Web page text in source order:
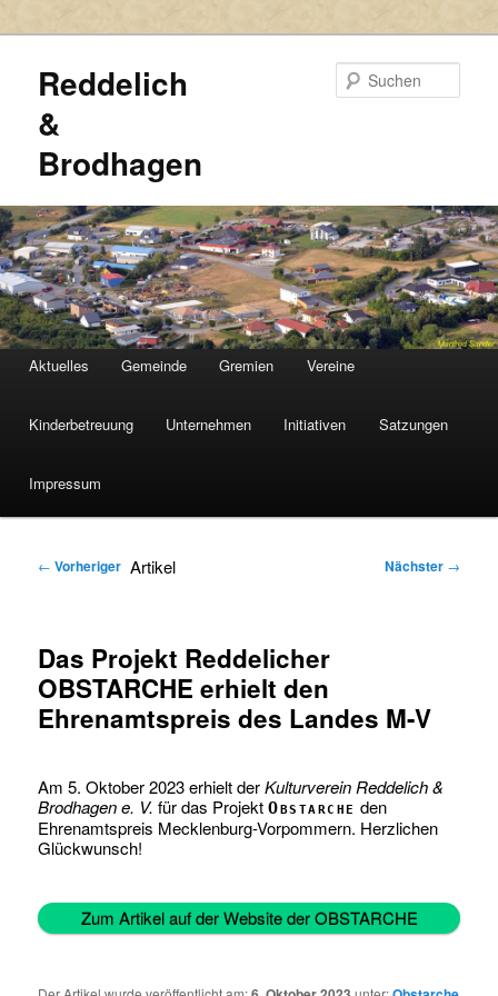
Reddelich
&
Brodhagen
HAUPTMENÜ
Zum
primären
Inhalt
Zum
sekundären
Inhalt
Aktuelles Gemeinde Gremien Vereine
Kinderbetreuung Unternehmen Initiativen Satzungen
Impressum
Artikel
← Vorheriger Nächster →
Das Projekt Reddelicher
OBSTARCHE erhielt den
Ehrenamtspreis des Landes M-V
Am 5. Oktober 2023 erhielt derKulturverein Reddelich &
Brodhagen e. V. für das ProjektObstarche den
Ehrenamtspreis Mecklenburg-Vorpommern. Herzlichen
Glückwunsch!
Zum Artikel auf der Website der OBSTARCHE